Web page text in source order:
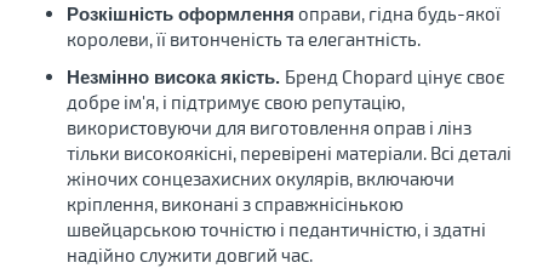
Розкішність оформлення оправи, гідна будь-якої
королеви, її витонченість та елегантність.
Незмінно висока якість. Бренд Chopard цінує своє
добре ім'я, і підтримує свою репутацію,
використовуючи для виготовлення оправ і лінз
тільки високоякісні, перевірені матеріали. Всі деталі
жіночих сонцезахисних окулярів, включаючи
кріплення, виконані з справжнісінькою
швейцарською точністю і педантичністю, і здатні
надійно служити довгий час.